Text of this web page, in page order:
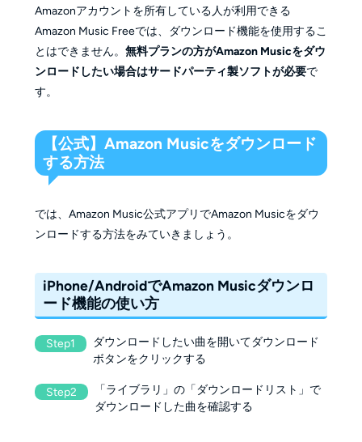
Amazonアカウントを所有している人が利用できる
Amazon Music Freeでは、ダウンロード機能を使用するこ
とはできません。 無料プランの方がAmazon Musicをダウ
ンロードしたい場合はサードパーティ製ソフトが必要で
す。
【公式】Amazon Musicをダウンロード
する方法
では、Amazon Music公式アプリでAmazon Musicをダウ
ンロードする方法をみていきましょう。
iPhone/AndroidでAmazon Musicダウンロ
ード機能の使い方
Step1
ダウンロードしたい曲を開いてダウンロード
ボタンをクリックする
Step2
「ライブラリ」の「ダウンロードリスト」で
ダウンロードした曲を確認する